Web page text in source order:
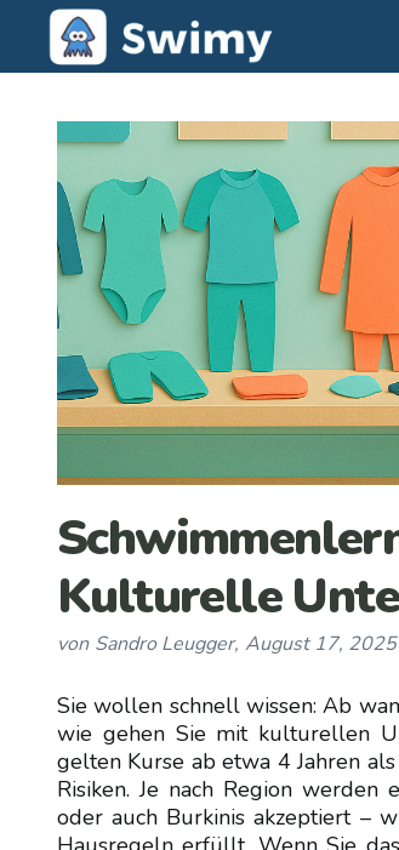
Kulturelle
von Sandro Leugger, August 17, 2025
Sie wollen schnell wissen: Ab
wie gehen Sie mit kulturellen
gelten Kurse ab etwa 4 Jahren
Risiken. Je nach Region werden
oder auch Burkinis akzeptiert –